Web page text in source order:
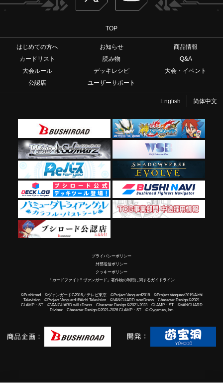
TOP
はじめての方へ お知らせ
商品情報
カードリスト
読み物
Q&A
大会ルール
デッキレシピ
大会・イベント
公認店
ユーザーサポート
English 简体中文
プライバシーポリシー
外部送信ポリシー
クッキーポリシー
「カードファイト!! ヴァンガード」著作物の利用に関するガイドライン
©Bushiroad ©ヴァンガードG2016／テレビ東京 ©Project Vanguard2018 ©Project Vanguard2019/Aichi
Television ©Project Vanguard if/Aichi Television ©VANGUARD overDress Character Design ©2021
CLAMP・ST ©VANGUARD will+Dress Character Design ©2021-2023 CLAMP・ST ©VANGUARD
Divinez Character Design ©2021-2026 CLAMP・ST © Cygames, Inc.